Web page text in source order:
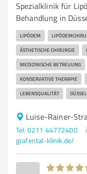
Spezialklinik für
Behandlung in
LIPÖDEM
ÄSTHETISCHE CHIRURGIE
MEDIZINISCHE BETREUUNG
KONSERVATIVE THERAPIE
LEBENSQUALITÄT
Luise-Rainer-
Tel. 0211 44772400
grafental-klinik.de/